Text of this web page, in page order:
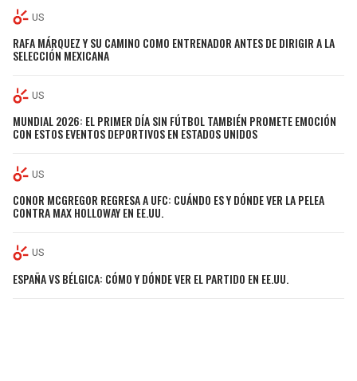
US
RAFA MÁRQUEZ Y SU CAMINO COMO ENTRENADOR ANTES DE DIRIGIR A LA
SELECCIÓN MEXICANA
US
MUNDIAL 2026: EL PRIMER DÍA SIN FÚTBOL TAMBIÉN PROMETE EMOCIÓN
CON ESTOS EVENTOS DEPORTIVOS EN ESTADOS UNIDOS
US
CONOR MCGREGOR REGRESA A UFC: CUÁNDO ES Y DÓNDE VER LA PELEA
CONTRA MAX HOLLOWAY EN EE.UU.
US
ESPAÑA VS BÉLGICA: CÓMO Y DÓNDE VER EL PARTIDO EN EE.UU.